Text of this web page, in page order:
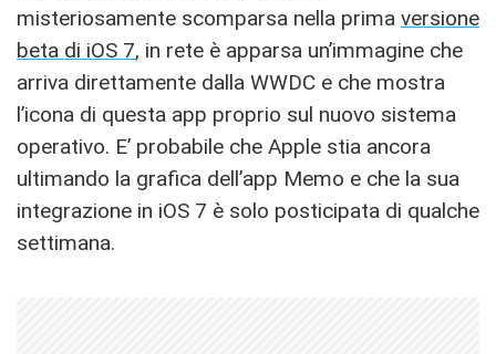
misteriosamente scomparsa nella prima versione
beta di iOS 7, in rete è apparsa un’immagine che
arriva direttamente dalla WWDC e che mostra
l’icona di questa app proprio sul nuovo sistema
operativo. E’ probabile che Apple stia ancora
ultimando la grafica dell’app Memo e che la sua
integrazione in iOS 7 è solo posticipata di qualche
settimana.